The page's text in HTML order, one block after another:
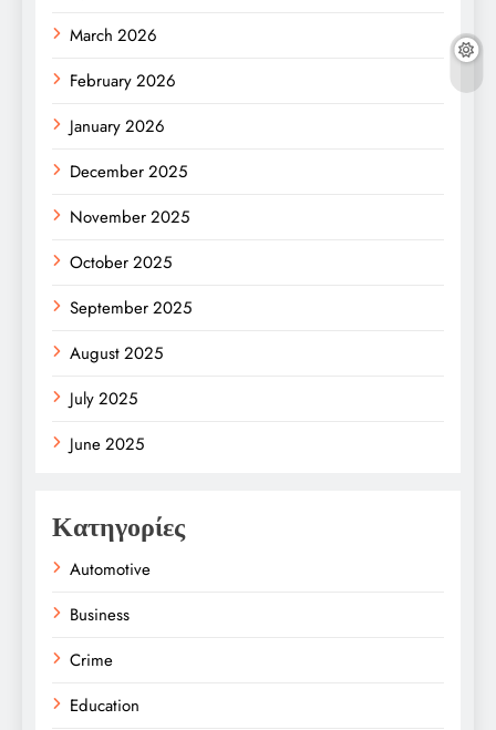
March 2026
February 2026
January 2026
December 2025
November 2025
October 2025
September 2025
August 2025
July 2025
June 2025
Κατηγορίες
Automotive
Business
Crime
Education